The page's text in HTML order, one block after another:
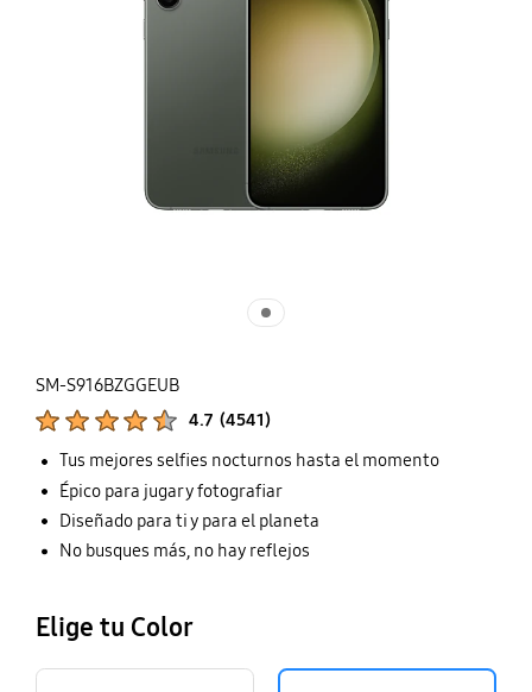
SM-S916BZGGEUB
4.7 (4541)
Tus mejores selfies nocturnos hasta el momento
Épico para jugar y fotografiar
Diseñado para ti y para el planeta
No busques más, no hay reflejos
Elige tu Color